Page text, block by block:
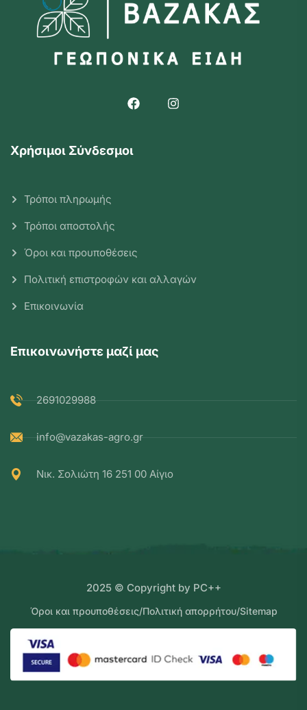
Χρήσιμοι Σύνδεσμοι
Τρόποι πληρωμής
Τρόποι αποστολής
Όροι και προυποθέσεις
Πολιτική επιστροφών και αλλαγών
Επικοινωνία
Επικοινωνήστε μαζί μας
2691029988
info@vazakas-agro.gr
Νικ. Σολιώτη 16 251 00 Αίγιο
2025 © Copyright by PC++
Όροι και προυποθέσεις/Πολιτική απορρήτου/Sitemap